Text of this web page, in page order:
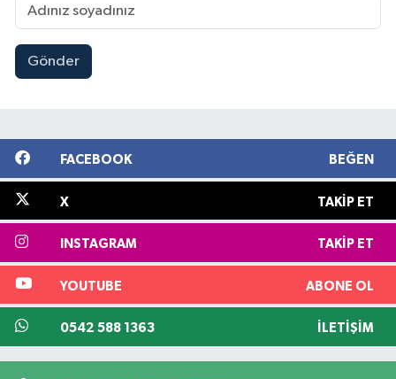
Gönder
FACEBOOK BEĞEN
X TAKIP ET
INSTAGRAM TAKIP ET
YOUTUBE ABONE OL
0542 588 1363 İLETIŞIM